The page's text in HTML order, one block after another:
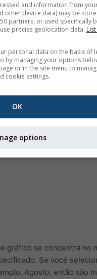
Oct Nov
gráfico se concentra no
Se você
Agosto, então são
and information from
other device data) may be
partners, or used specifically
precise geolocation data.
personal data on the basis of
by managing your options
or in the site menu to
cookie settings.
OK
options